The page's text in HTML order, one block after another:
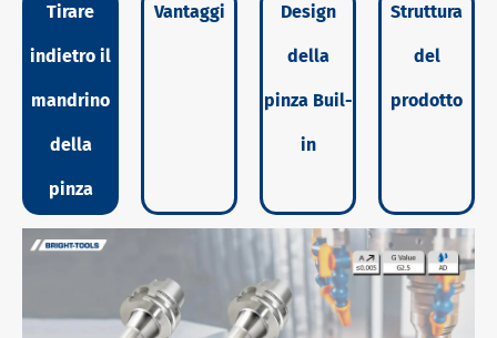
Tirare
indietro il
mandrino
della
pinza
Vantaggi Design
della
pinza Buil-
in
Struttura
del
prodotto